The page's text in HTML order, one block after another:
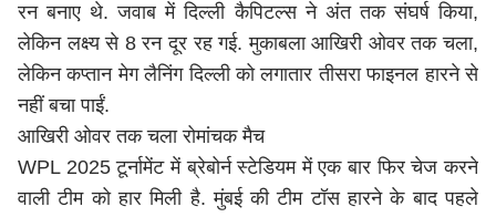
रन बनाए थे. जवाब में दिल्ली कैपिटल्स ने अंत तक संघर्ष किया,
लेकिन लक्ष्य से 8 रन दूर रह गई. मुकाबला आखिरी ओवर तक चला,
लेकिन कप्तान मेग लैनिंग दिल्ली को लगातार तीसरा फाइनल हारने से
नहीं बचा पाईं.
आखिरी ओवर तक चला रोमांचक मैच
WPL 2025 टूर्नामेंट में ब्रेबोर्न स्टेडियम में एक बार फिर चेज करने
वाली टीम को हार मिली है. मुंबई की टीम टॉस हारने के बाद पहले